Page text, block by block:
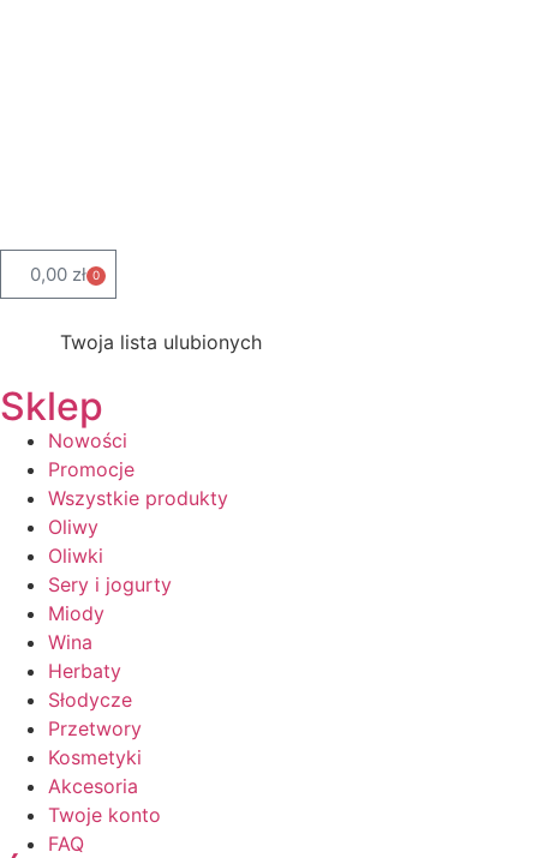
0,00 zł 0
Twoja lista ulubionych
Sklep
Nowości
Promocje
Wszystkie produkty
Oliwy
Oliwki
Sery i jogurty
Miody
Wina
Herbaty
Słodycze
Przetwory
Kosmetyki
Akcesoria
Twoje konto
FAQ